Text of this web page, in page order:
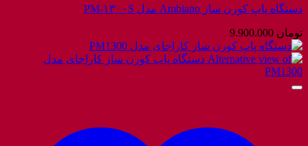
دستگاه پاپ کورن ساز Ambiano مدل PM-۱۳۰۰S
تومان